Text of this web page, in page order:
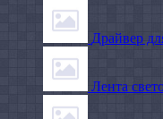
Драйвер
Лента